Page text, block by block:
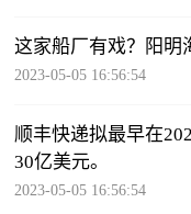
这家船厂有戏？阳明
2023-05-05 16:56:54
顺丰快递拟最早在
30亿美元。
2023-05-05 16:56:54